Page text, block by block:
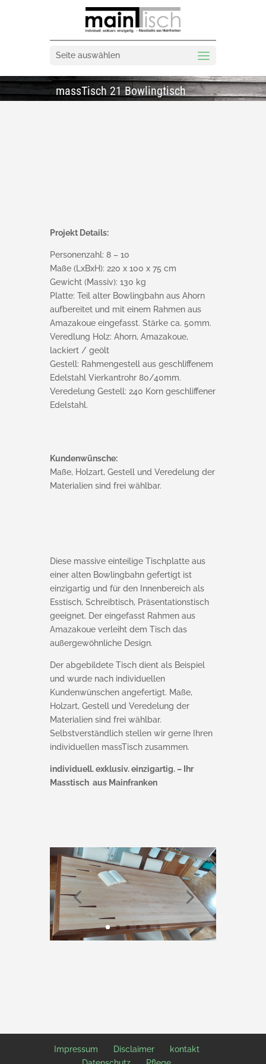
Seite auswählen
massTisch 21 Bowlingtisch
Projekt Details:
Personenzahl: 8 – 10
Maße (LxBxH): 220 x 100 x 75 cm
Gewicht (Massiv): 130 kg
Platte: Teil alter Bowlingbahn aus Ahorn
aufbereitet und mit einem Rahmen aus
Amazakoue eingefasst. Stärke ca. 50mm.
Veredlung Holz: Ahorn, Amazakoue,
lackiert / geölt
Gestell: Rahmengestell aus geschliffenem
Edelstahl Vierkantrohr 80/40mm.
Veredelung Gestell: 240 Korn geschliffener
Edelstahl.
Kundenwünsche:
Maße, Holzart, Gestell und Veredelung der
Materialien sind frei wählbar.
Diese massive einteilige Tischplatte aus
einer alten Bowlingbahn gefertigt ist
einzigartig und für den Innenbereich als
Esstisch, Schreibtisch, Präsentationstisch
geeignet. Der eingefasst Rahmen aus
Amazakoue verleiht dem Tisch das
außergewöhnliche Design.
Der abgebildete Tisch dient als Beispiel
und wurde nach individuellen
Kundenwünschen angefertigt. Maße,
Holzart, Gestell und Veredelung der
Materialien sind frei wählbar.
Selbstverständlich stellen wir gerne Ihren
individuellen massTisch zusammen.
individuell. exklusiv. einzigartig. – Ihr
Masstisch aus Mainfranken
Impressum Disclaimer
kontakt